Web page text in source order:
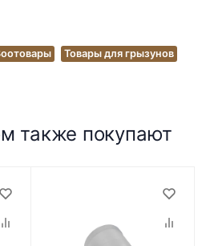
Товары для грызунов
также покупают